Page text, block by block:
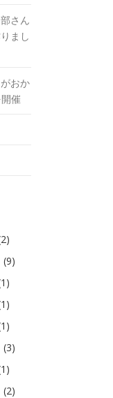
さん
まし
おか
催
(9)
(3)
(2)